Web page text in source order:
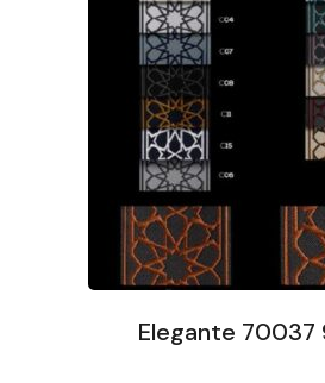
Elegante 70037